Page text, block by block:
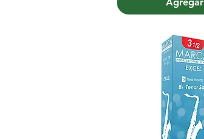
Agregar